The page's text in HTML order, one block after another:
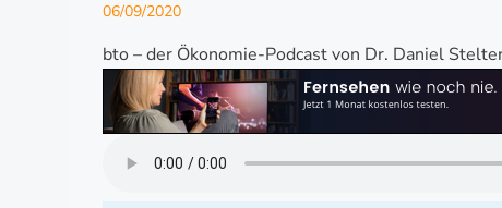
06/09/2020
bto – der Ökonomie-Podcast von Dr. Daniel